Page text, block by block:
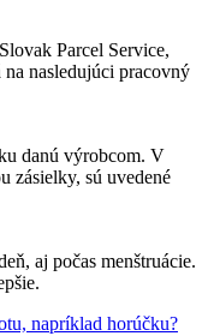
Parcel Service,
nasledujúci pracovný
danú výrobcom. V
zásielky, sú uvedené
aj počas menštruácie.
napríklad horúčku?